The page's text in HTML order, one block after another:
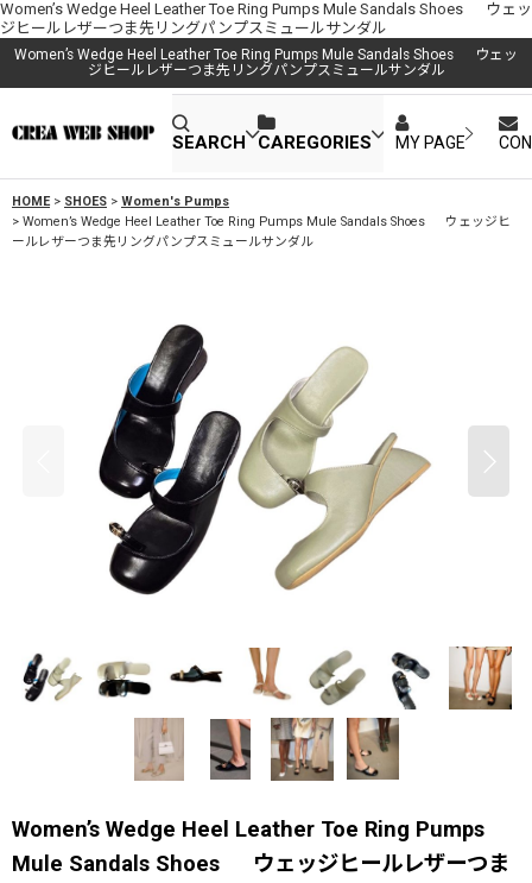
Women’s Wedge Heel Leather Toe Ring Pumps Mule Sandals Shoes ウェッ
ジヒールレザーつま先リングパンプスミュールサンダル
Women’s Wedge Heel Leather Toe Ring Pumps Mule Sandals Shoes ウェッ
ジヒールレザーつま先リングパンプスミュールサンダル
SEARCH CAREGORIES MY PAGE
HOME > SHOES > Women's Pumps
> Women’s Wedge Heel Leather Toe Ring Pumps Mule Sandals Shoes ウェッジヒ
ールレザーつま先リングパンプスミュールサンダル
Women’s Wedge Heel Leather Toe Ring Pumps
Mule Sandals Shoes ウェッジヒールレザーつま